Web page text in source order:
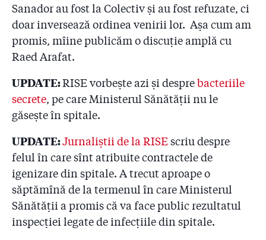
2.12
Coloneii care-i conduc pe pompieri refuză să facă
public Raportul de control al sponsorizărilor! Reacția
premierului Cioloș
promisiunea de transparență a premierului Cioloș
2.14
Ați mințit! Pompierii știau de clubul Colectiv cu cinci
săptămîni înainte de incendiu! Pus în fața unui fax al
2.15
”Dacă voia, oricine putea șterge Colectiv din softul
ISU!” Cine va plăti 50 de milioane de euro
despăgubiri?
2.16
7 mărturii favorabile lui Raed Arafat. Dar ce s-a
întîmplat la ISU?!
Sanador au fost la Colectiv și au fost refuzate, ci
doar inversează ordinea venirii lor. Așa cum am
promis, mîine publicăm o discuție amplă cu
Raed Arafat.
UPDATE:RISE vorbește azi și desprebacteriile
secrete, pe care Ministerul Sănătății nu le
găsește în spitale.
UPDATE:Jurnaliștii de la RISEscriu despre
felul în care sînt atribuite contractele de
igenizare din spitale. A trecut aproape o
săptămînă de la termenul în care Ministerul
Sănătății a promis că va face public rezultatul
inspecției legate de infecțiile din spitale.